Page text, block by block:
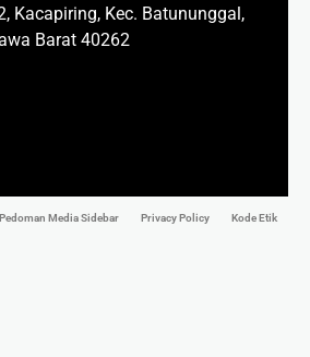
Kacapiring, Kec. Batununggal,
Barat 40262
Pedoman Media Sidebar Privacy Policy Kode Etik